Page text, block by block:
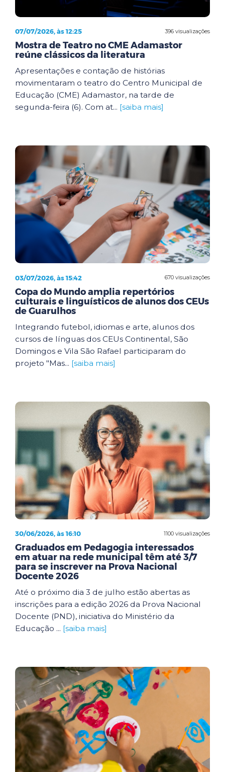
396 visualizações
07/07/2026, às 12:25
Mostra de Teatro no CME Adamastor
reúne clássicos da literatura
Apresentações e contação de histórias
movimentaram o teatro do Centro Municipal de
Educação (CME) Adamastor, na tarde de
segunda-feira (6). Com at... [saiba mais]
670 visualizações
03/07/2026, às 15:42
Copa do Mundo amplia repertórios
culturais e linguísticos de alunos dos CEUs
de Guarulhos
Integrando futebol, idiomas e arte, alunos dos
cursos de línguas dos CEUs Continental, São
Domingos e Vila São Rafael participaram do
projeto "Mas... [saiba mais]
1100 visualizações
30/06/2026, às 16:10
Graduados em Pedagogia interessados
em atuar na rede municipal têm até 3/7
para se inscrever na Prova Nacional
Docente 2026
Até o próximo dia 3 de julho estão abertas as
inscrições para a edição 2026 da Prova Nacional
Docente (PND), iniciativa do Ministério da
Educação ... [saiba mais]